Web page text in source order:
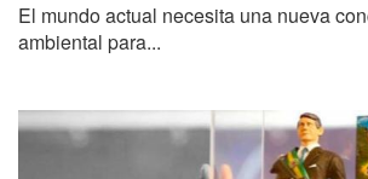
El mundo actual necesita una nueva
ambiental para...